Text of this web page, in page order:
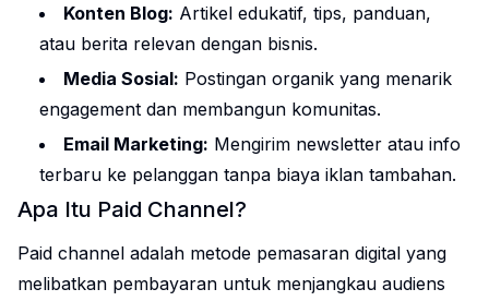
Konten Blog: Artikel edukatif, tips, panduan,
atau berita relevan dengan bisnis.
Media Sosial: Postingan organik yang menarik
engagement dan membangun komunitas.
Email Marketing: Mengirim newsletter atau info
terbaru ke pelanggan tanpa biaya iklan tambahan.
Apa Itu Paid Channel?
Paid channel adalah metode pemasaran digital yang
melibatkan pembayaran untuk menjangkau audiens